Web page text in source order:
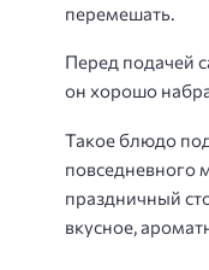
перемешать.
Перед подачей
он хорошо
Такое блюдо
повседневного
праздничный
вкусное,